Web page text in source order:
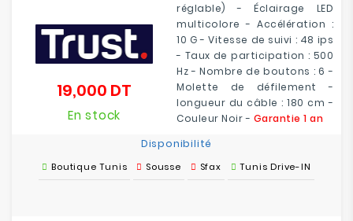
réglable) - Éclairage LED
multicolore - Accélération :
10 G - Vitesse de suivi : 48 ips
- Taux de participation : 500
Hz - Nombre de boutons : 6 -
Molette de défilement -
longueur du câble : 180 cm -
Couleur Noir - Garantie 1 an
19,000 DT
En stock
Disponibilité
Boutique Tunis Sousse Sfax Tunis Drive-IN